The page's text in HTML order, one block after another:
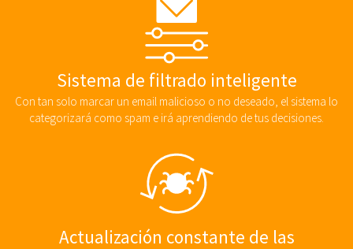
Sistema de filtrado inteligente
Con tan solo marcar un email malicioso o no deseado, el sistema lo
categorizará como spam e irá aprendiendo de tus decisiones.
Actualización constante de las